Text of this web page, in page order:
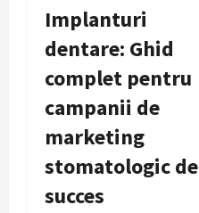
Implanturi
dentare: Ghid
complet pentru
campanii de
marketing
stomatologic de
succes